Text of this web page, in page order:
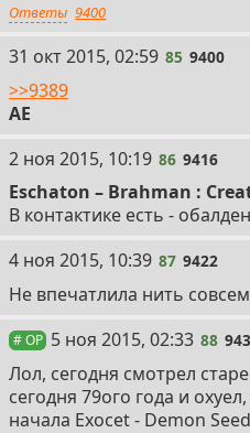
Ответы 9400
85
31 окт 2015, 02:59 85 9400
>>9389
AE
86
2 ноя 2015, 10:19 86 9416
Eschaton – Brahman :
В контактике есть -
87
4 ноя 2015, 10:39 87 9422
Не впечатлила нить
# OP 88
5 ноя 2015, 02:33 88
Лол, сегодня смотрел
сегодня 79ого года и
начала Exocet - Demon